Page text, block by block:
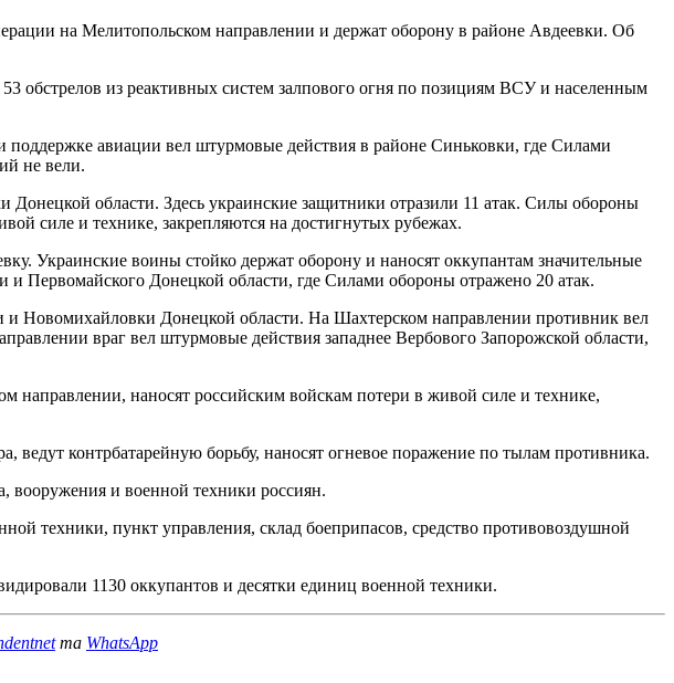
на Мелитопольском направлении и держат оборону в районе Авдеевки. Об
обстрелов из реактивных систем залпового огня по позициям ВСУ и населенным
авиации вел штурмовые действия в районе Синьковки, где Силами
не вели.
области. Здесь украинские защитники отразили 11 атак. Силы обороны
силе и технике, закрепляются на достигнутых рубежах.
Украинские воины стойко держат оборону и наносят оккупантам значительные
Первомайского Донецкой области, где Силами обороны отражено 20 атак.
Новомихайловки Донецкой области. На Шахтерском направлении противник вел
враг вел штурмовые действия западнее Вербового Запорожской области,
наносят российским войскам потери в живой силе и технике,
контрбатарейную борьбу, наносят огневое поражение по тылам противника.
вооружения и военной техники россиян.
техники, пункт управления, склад боеприпасов, средство противовоздушной
1130 оккупантов и десятки единиц военной техники.
та WhatsApp